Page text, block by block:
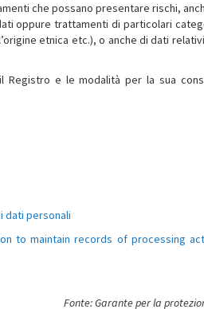
che possano presentare rischi,
oppure trattamenti di particolari
etnica etc.), o anche di dati
Registro e le modalità per la sua
dati personali
to maintain records of processing
Fonte: Garante per la